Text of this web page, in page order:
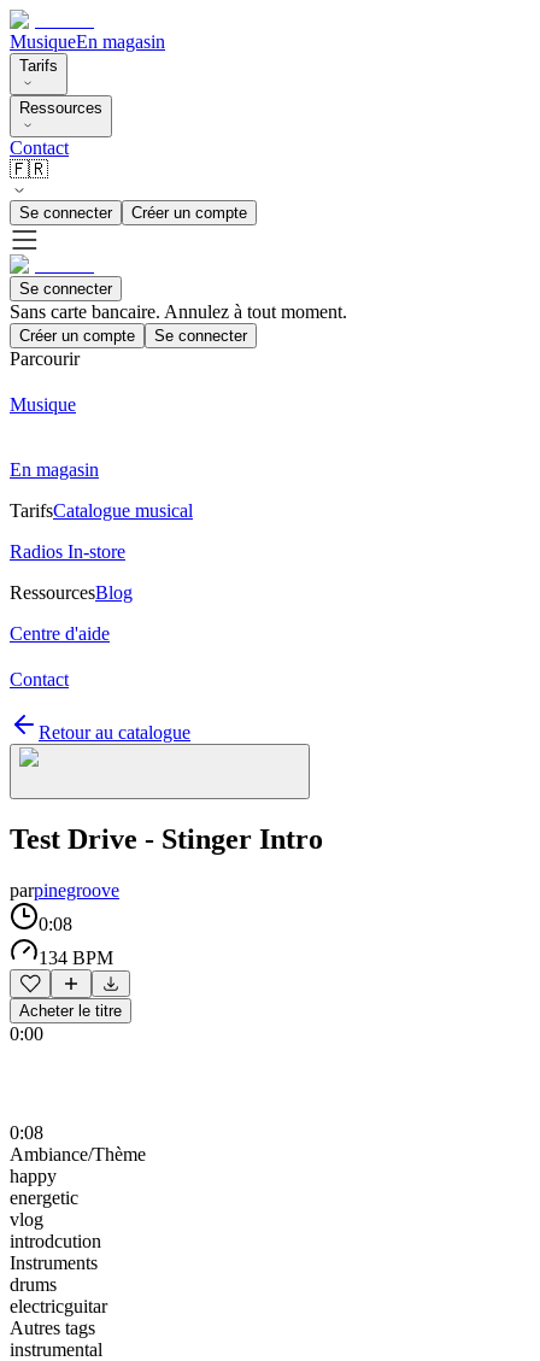
MusiqueEn magasin
Tarifs
Ressources
Contact
🇫🇷
Se connecter Créer un compte
Se connecter
Sans carte bancaire. Annulez à tout moment.
Créer un compte Se connecter
Parcourir
Musique
En magasin
TarifsCatalogue musical
Radios In-store
RessourcesBlog
Centre d'aide
Contact
Retour au catalogue
Test Drive - Stinger Intro
parpinegroove
0:08
134 BPM
Acheter le titre
0:00
0:08
Ambiance/Thème
happy
energetic
vlog
introdcution
Instruments
drums
electricguitar
Autres tags
instrumental